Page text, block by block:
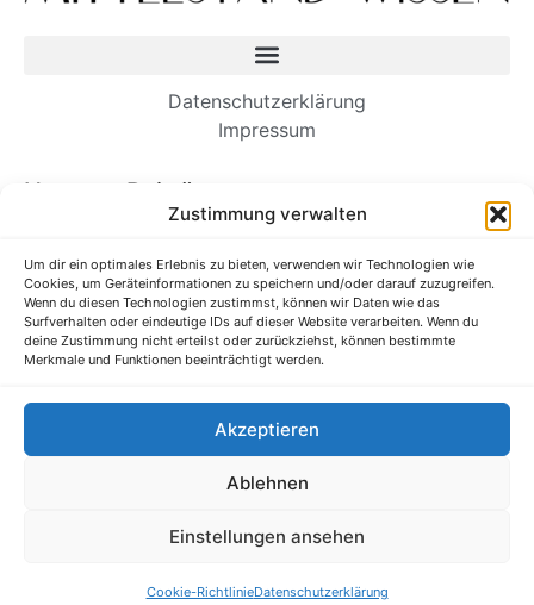
Zustimmung verwalten
Um dir ein optimales Erlebnis zu bieten, verwenden wir Technologien wie
Cookies, um Geräteinformationen zu speichern und/oder darauf zuzugreifen.
Wenn du diesen Technologien zustimmst, können wir Daten wie das
Surfverhalten oder eindeutige IDs auf dieser Website verarbeiten. Wenn du
deine Zustimmung nicht erteilst oder zurückziehst, können bestimmte
Merkmale und Funktionen beeinträchtigt werden.
Akzeptieren
Ablehnen
Einstellungen ansehen
Cookie-RichtlinieDatenschutzerklärung
Datenschutzerklärung
Impressum
Neueste Beiträge
Unternehmen aufbauen
Es ist Zeit, unsere Kommunikation am
Arbeitsplatz zu straffen
Verborgene Talente im Ausbildungssystem
Forschung: Wenn zusätzliche Anstrengungen Sie
in Ihrem Job schlechter machen
Alle Rechte vorbehalten @ Mittelstand-Wissen.de